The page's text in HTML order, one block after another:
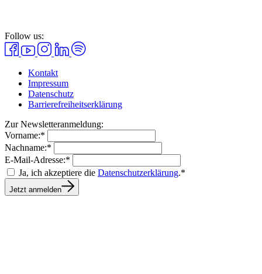
Follow us:
Kontakt
Impressum
Datenschutz
Barrierefreiheitserklärung
Zur Newsletteranmeldung:
Vorname:*
Nachname:*
E-Mail-Adresse:*
Ja, ich akzeptiere die Datenschutzerklärung.*
Jetzt anmelden